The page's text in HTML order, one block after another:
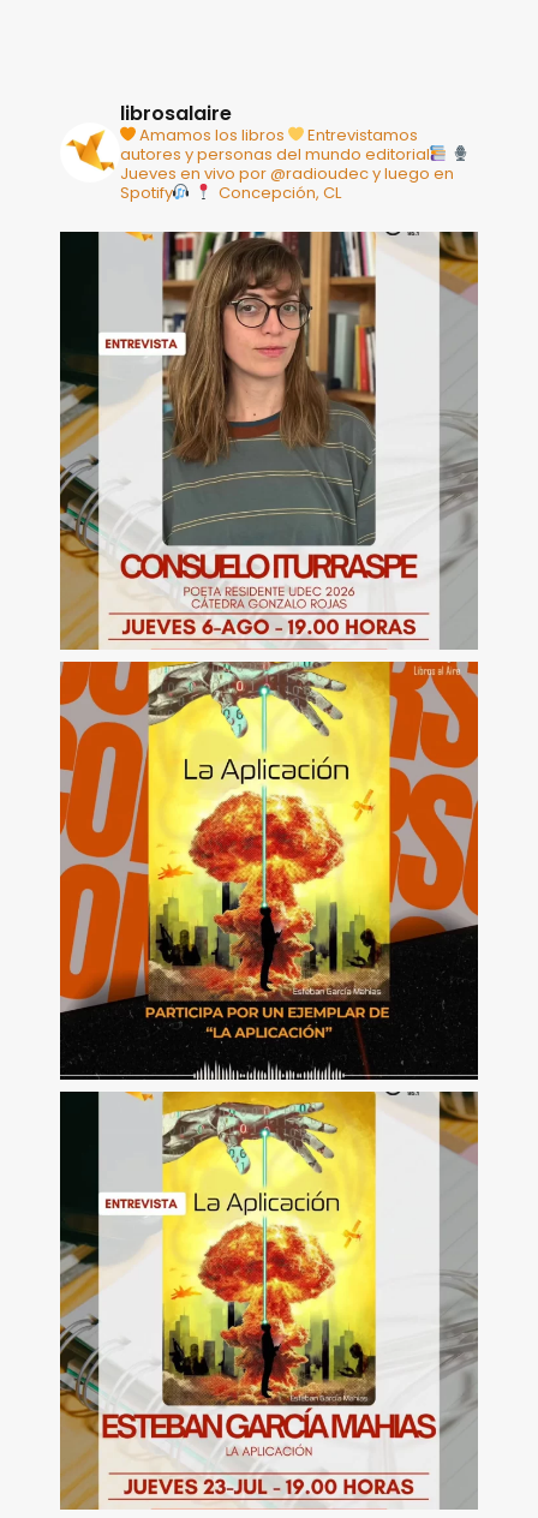
librosalaire
Amamos los libros
Entrevistamos
autores y personas del mundo editorial
Jueves en vivo por @radioudec y luego en
Spotify
Concepción, CL